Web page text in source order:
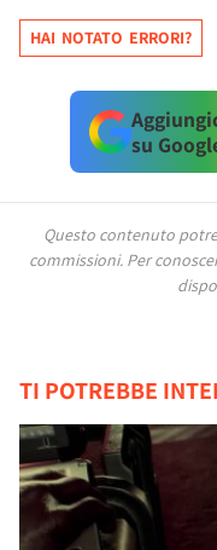
HAI NOTATO ERRORI?
su
Questo contenuto
commissioni. Per
TI POTREBBE